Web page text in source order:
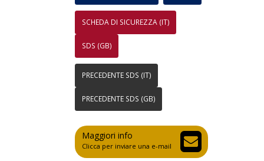
SCHEDA DI SICUREZZA (IT)
SDS (GB)
PRECEDENTE SDS (IT)
PRECEDENTE SDS (GB)
Maggiori info
Clicca per inviare una e-mail